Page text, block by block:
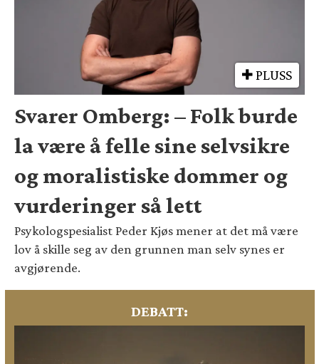
PLUSS
Svarer Omberg: – Folk burde
la være å felle sine selvsikre
og moralistiske dommer og
vurderinger så lett
Psykologspesialist Peder Kjøs mener at det må være
lov å skille seg av den grunnen man selv synes er
avgjørende.
DEBATT: